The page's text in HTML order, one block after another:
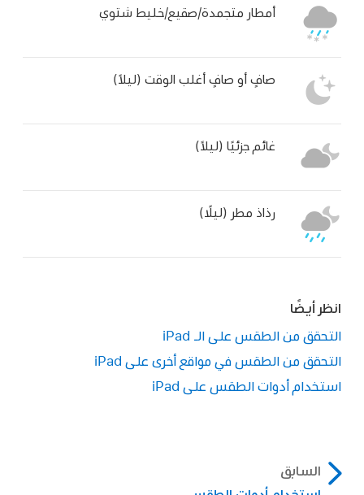
أمطار متجمدة/صقيع/خليط شتوي
صافٍ أو صافٍ أغلب الوقت (ليلاً)
غائم جزئيًا (ليلاً)
رذاذ مطر (ليلًا)
انظر أيضًا
التحقق من الطقس على الـ iPad
التحقق من الطقس في مواقع أخرى على iPad
استخدام أدوات الطقس على iPad
السابق